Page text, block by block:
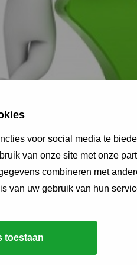
voor social media te
van onze site met onze
combineren met
van uw gebruik van hun
toestaan